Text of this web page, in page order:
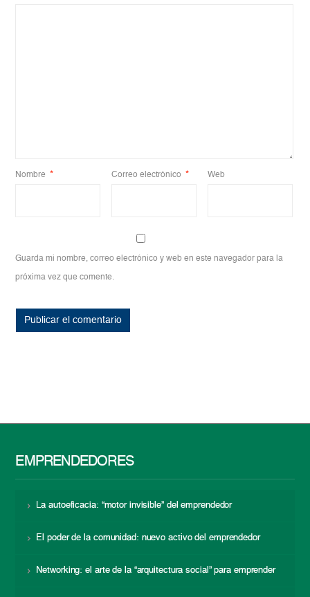
Nombre * Correo electrónico * Web
Guarda mi nombre, correo electrónico y web en este navegador para la
próxima vez que comente.
EMPRENDEDORES
La autoeficacia: “motor invisible” del emprendedor
El poder de la comunidad: nuevo activo del emprendedor
Networking: el arte de la “arquitectura social” para emprender